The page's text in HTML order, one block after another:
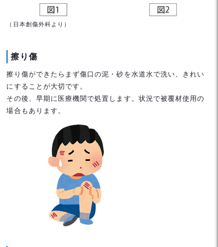
（日本創傷外科より）
擦り傷
擦り傷ができたらまず傷口の泥・砂を水道水で洗い、きれい
にすることが大切です。
その後、早期に医療機関で処置します。状況で被覆材使用の
場合もあります。